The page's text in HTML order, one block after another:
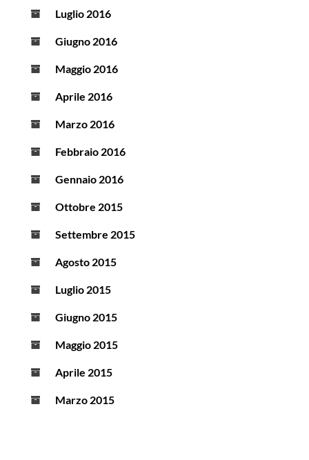
Luglio 2016
Giugno 2016
Maggio 2016
Aprile 2016
Marzo 2016
Febbraio 2016
Gennaio 2016
Ottobre 2015
Settembre 2015
Agosto 2015
Luglio 2015
Giugno 2015
Maggio 2015
Aprile 2015
Marzo 2015